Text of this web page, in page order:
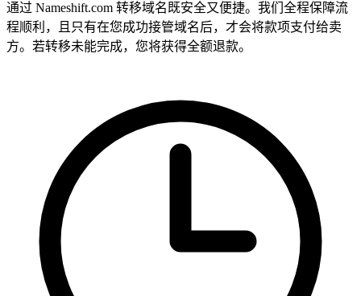
通过 Nameshift.com 转移域名既安全又便捷。我们全程保障流
程顺利，且只有在您成功接管域名后，才会将款项支付给卖
方。若转移未能完成，您将获得全额退款。